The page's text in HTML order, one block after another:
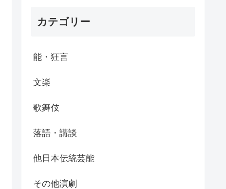
カテゴリー
能・狂言
文楽
歌舞伎
落語・講談
他日本伝統芸能
その他演劇